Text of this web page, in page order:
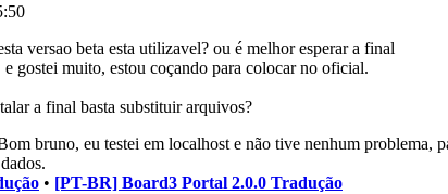
versao beta esta utilizavel? ou é melhor esperar a final
gostei muito, estou coçando para colocar no oficial.
a final basta substituir arquivos?
bruno, eu testei em localhost e não tive nenhum
• [PT-BR] Board3 Portal 2.0.0 Tradução